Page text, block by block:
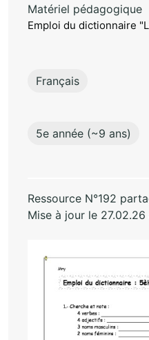
Matériel pédagogique
Emploi du dictionnaire
Français
5e année (~9 ans)
Ressource N°192
Mise à jour le